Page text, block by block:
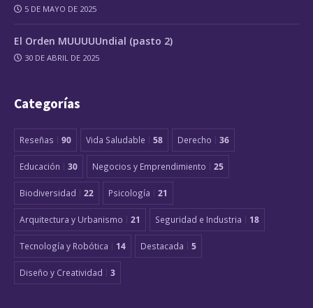
5 DE MAYO DE 2025
El Orden MUUUUUndial (pasto 2)
30 DE ABRIL DE 2025
Categorías
Reseñas 90 Vida Saludable 58 Derecho 36
Educación 30 Negocios y Emprendimiento 25
Biodiversidad 22 Psicología 21
Arquitectura y Urbanismo 21 Seguridad e Industria 18
Tecnología y Robótica 14 Destacada 5
Diseño y Creatividad 3